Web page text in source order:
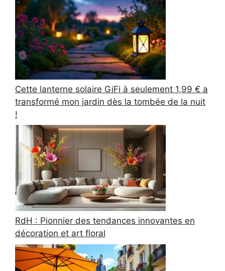
Cette lanterne solaire GiFi à seulement 1,99 € a
transformé mon jardin dès la tombée de la nuit
!
RdH : Pionnier des tendances innovantes en
décoration et art floral